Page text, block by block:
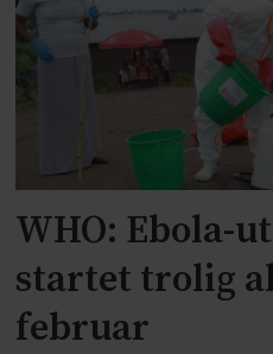
WHO: Ebola-
startet trolig
februar